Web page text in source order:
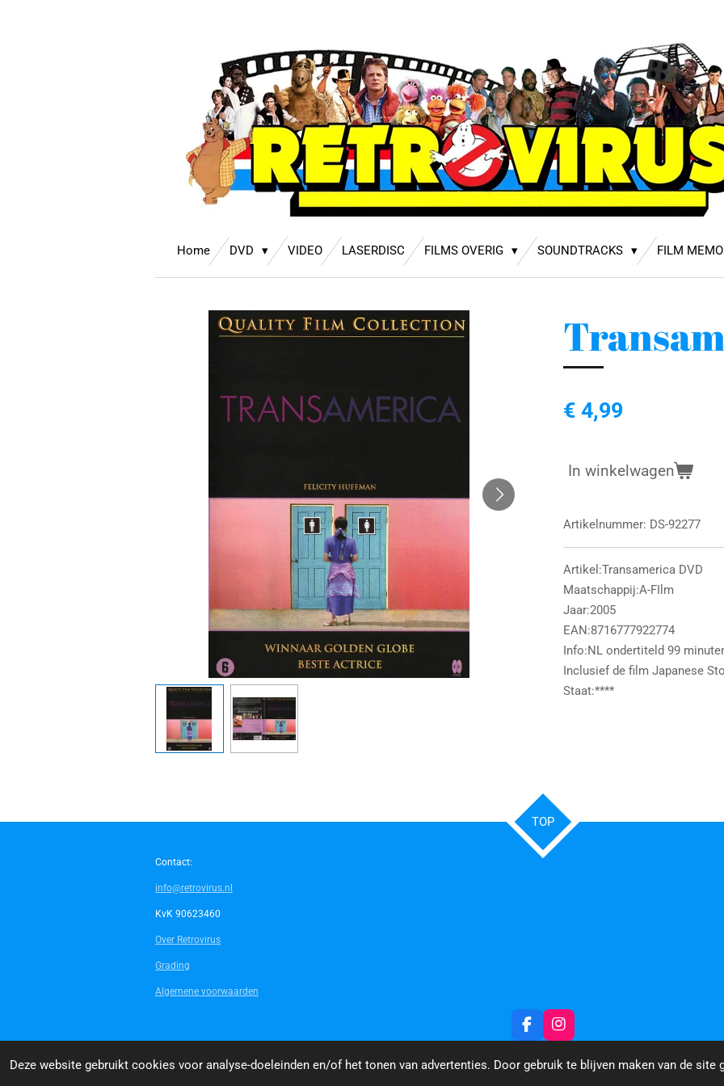
Deze website gebruikt cookies voor analyse-doeleinden en/of het tonen van advertenties. Door gebruik te blijven maken van de site
Home DVD VIDEO LASERDISC FILMS OVERIG SOUNDTRACKS FILM
€ 4,99
In winkelwagen
Artikelnummer: DS-92277
Artikel:Transamerica DVD
Maatschappij:A-FIlm
Jaar:2005
EAN:8716777922774
Info:NL ondertiteld 99
Inclusief de film Japanese
Staat:****
TOP
Contact:
info@retrovirus.nl
KvK 90623460
Over Retrovirus
Grading
Algemene voorwaarden
F
a
c
e
I
n
s